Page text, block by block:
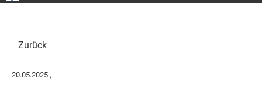
Zurück
20.05.2025 ,